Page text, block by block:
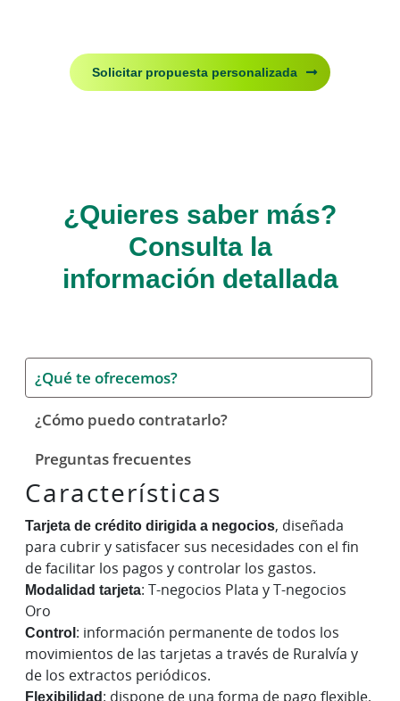
Solicitar propuesta personalizada
¿Quieres saber más?
Consulta la
información detallada
¿Qué te ofrecemos?
¿Cómo puedo contratarlo?
Preguntas frecuentes
Características
Tarjeta de crédito dirigida a negocios, diseñada
para cubrir y satisfacer sus necesidades con el fin
de facilitar los pagos y controlar los gastos.
Modalidad tarjeta: T-negocios Plata y T-negocios
Oro
Control: información permanente de todos los
movimientos de las tarjetas a través de Ruralvía y
de los extractos periódicos.
Flexibilidad: dispone de una forma de pago flexible,